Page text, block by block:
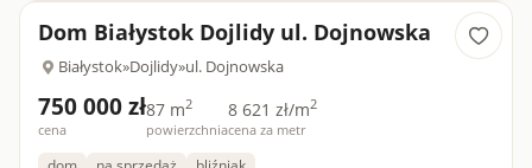
Dom Białystok Dojlidy ul. Dojnowska
Białystok»Dojlidy»ul. Dojnowska
750 000 zł
cena
87 m2
powierzchnia
8 621 zł/m2
cena za metr